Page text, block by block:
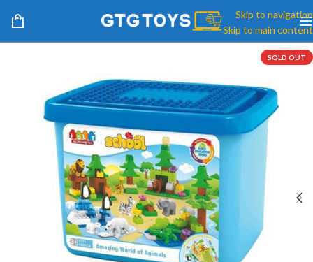
Skip to navigation
Skip to main content
SOLD OUT